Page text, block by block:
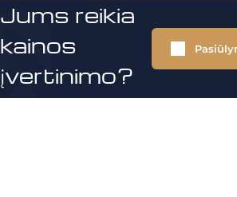
Jums reikia
kainos
įvertinimo?